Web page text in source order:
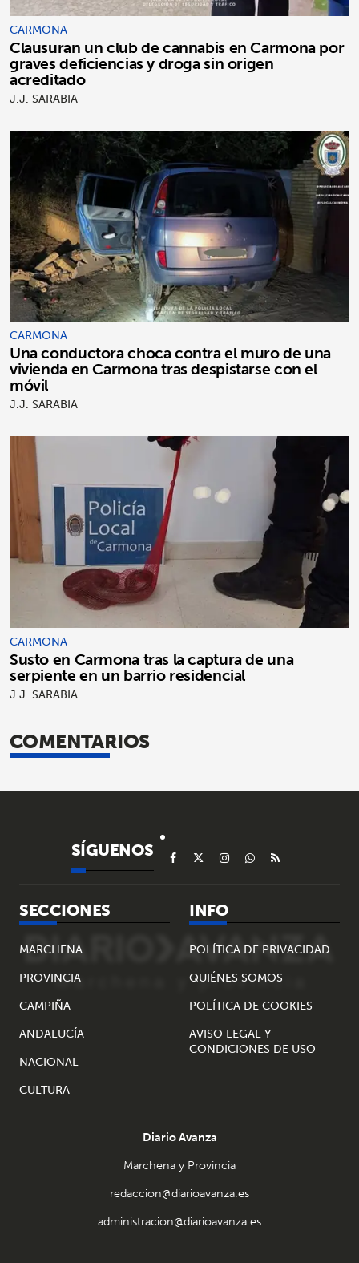
CARMONA
Clausuran un club de cannabis en Carmona por
graves deficiencias y droga sin origen
acreditado
J.J. SARABIA
CARMONA
Una conductora choca contra el muro de una
vivienda en Carmona tras despistarse con el
móvil
J.J. SARABIA
CARMONA
Susto en Carmona tras la captura de una
serpiente en un barrio residencial
J.J. SARABIA
COMENTARIOS
SÍGUENOS
SECCIONES
MARCHENA
PROVINCIA
CAMPIÑA
ANDALUCÍA
NACIONAL
CULTURA
INFO
POLÍTICA DE PRIVACIDAD
QUIÉNES SOMOS
POLÍTICA DE COOKIES
AVISO LEGAL Y
CONDICIONES DE USO
Diario Avanza
Marchena y Provincia
redaccion@diarioavanza.es
administracion@diarioavanza.es